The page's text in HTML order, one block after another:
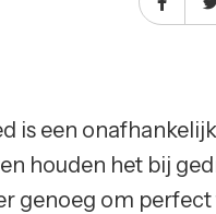
is een
houden het bij
genoeg om